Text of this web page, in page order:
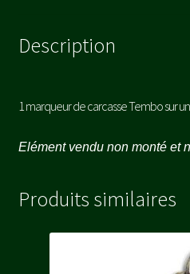
Description
1 marqueur de carcasse Tembo sur
Elément vendu non monté et
Produits similaires